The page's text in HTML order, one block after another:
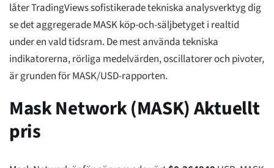
låter TradingViews sofistikerade tekniska analysverktyg dig
se det aggregerade MASK köp-och-säljbetyget i realtid
under en vald tidsram. De mest använda tekniska
indikatorerna, rörliga medelvärden, oscillatorer och pivoter,
är grunden för MASK/USD-rapporten.
Mask Network (MASK) Aktuellt
pris